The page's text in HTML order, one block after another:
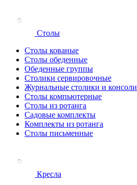
Столы
Столы кованые
Столы обеденные
Обеденные группы
Столики сервировочные
Журнальные столики и консоли
Столы компьютерные
Столы из ротанга
Садовые комплекты
Комплекты из ротанга
Столы письменные
Кресла